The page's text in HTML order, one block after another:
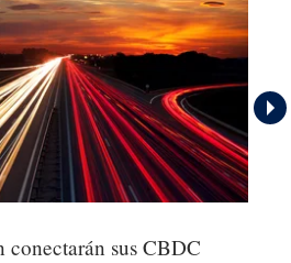
sus CBDC